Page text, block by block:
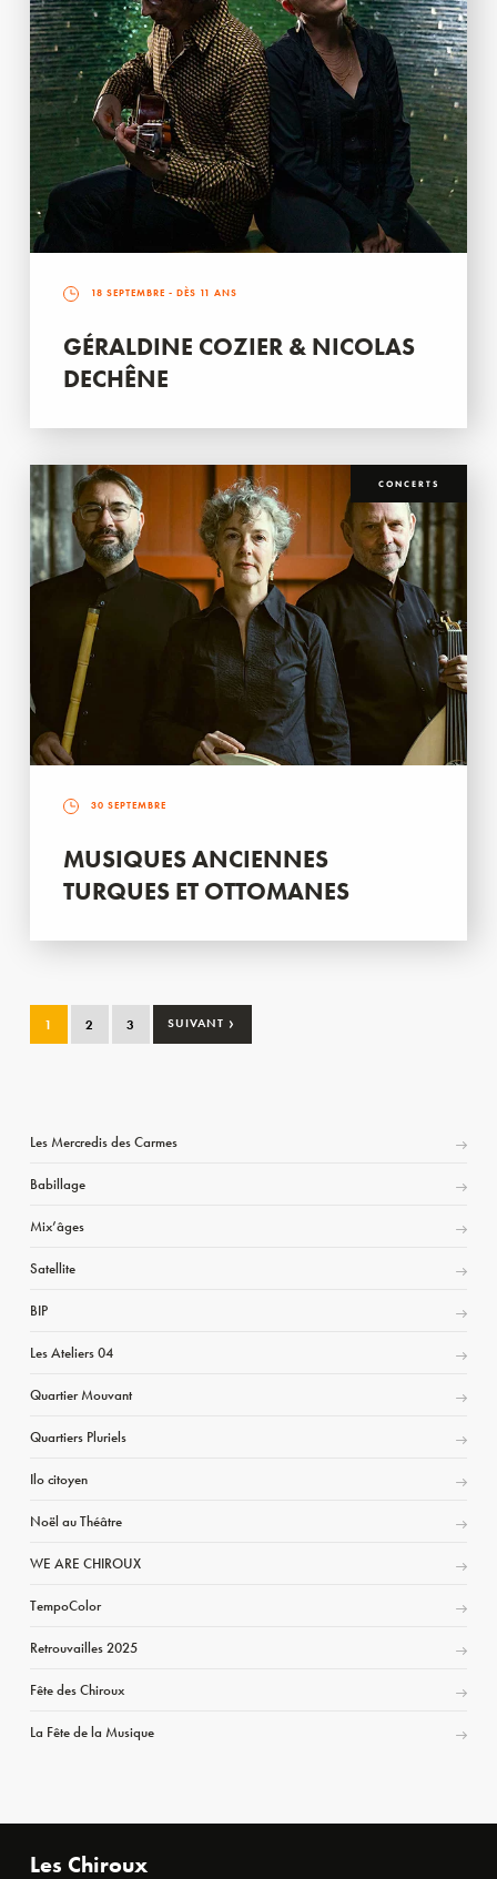
18 SEPTEMBRE - DÈS 11 ANS
GÉRALDINE COZIER & NICOLAS
DECHÊNE
CONCERTS
30 SEPTEMBRE
MUSIQUES ANCIENNES
TURQUES ET OTTOMANES
1 2 3 SUIVANT ›
Les Mercredis des Carmes
Babillage
Mix’âges
Satellite
BIP
Les Ateliers 04
Quartier Mouvant
Quartiers Pluriels
Ilo citoyen
Noël au Théâtre
WE ARE CHIROUX
TempoColor
Retrouvailles 2025
Fête des Chiroux
La Fête de la Musique
Les Chiroux